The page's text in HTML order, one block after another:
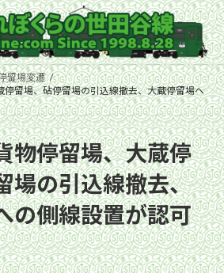
留場変遷
停留場、砧停留場の引込線撤去、大蔵停留場へ
物停留場、大蔵停
場の引込線撤去、
の側線設置が認可